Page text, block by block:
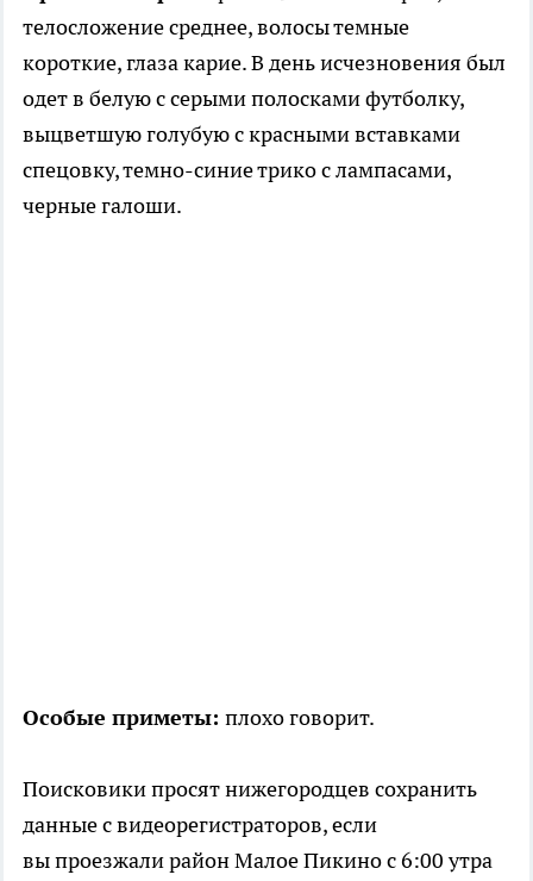
телосложение среднее, волосы темные
короткие, глаза карие. В день исчезновения был
одет в белую с серыми полосками футболку,
выцветшую голубую с красными вставками
спецовку, темно-синие трико с лампасами,
черные галоши.
Особые приметы: плохо говорит.
Поисковики просят нижегородцев сохранить
данные с видеорегистраторов, если
вы проезжали район Малое Пикино с 6:00 утра